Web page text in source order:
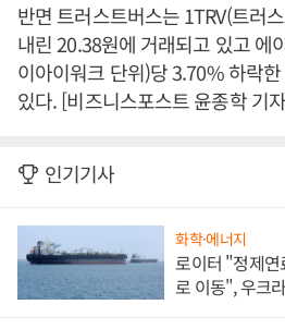
반면 트러스트버스는 1TRV(트러
내린 20.38원에 거래되고 있고 에
이아이워크 단위)당 3.70% 하락
있다. [비즈니스포스트 윤종학 기
인기기사
화학·에너지
로이터 "정제연
로 이동", 우크